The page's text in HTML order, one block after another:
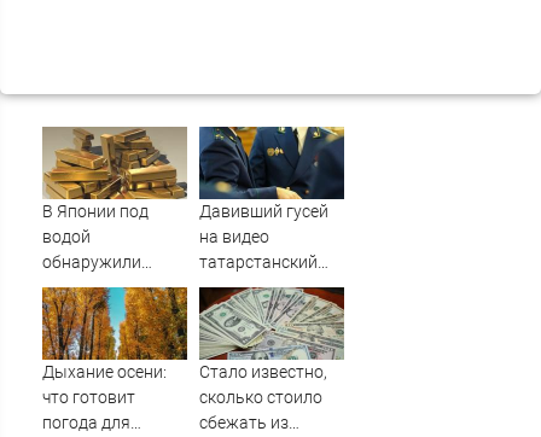
В Японии под
водой
обнаружили
рекордные
запасы
«невидимого»
золота
Давивший гусей
на видео
татарстанский
прокурор ушел в
отставку
09/08/2026 –
Новости
Дыхание осени:
что готовит
погода для
Стало известно,
сколько стоило
сбежать из